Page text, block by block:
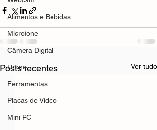
Alimentos e Bebidas
Microfone
Câmera Digital
Drone
Ferramentas
Placas de Vídeo
Mini PC
Posts recentes Ver tudo